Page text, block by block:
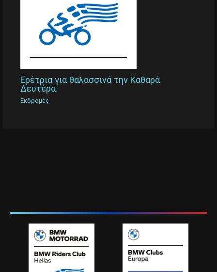
Ερέτρια για θαλασσινά την Καθαρά
Δευτέρα.
Εκδρομές